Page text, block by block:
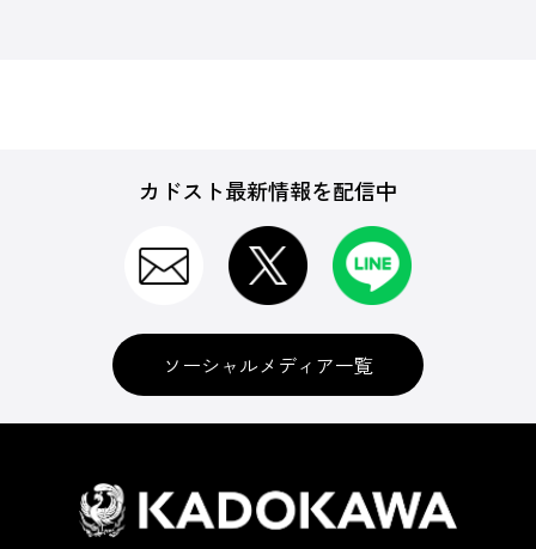
カドスト最新情報を配信中
ソーシャルメディア一覧